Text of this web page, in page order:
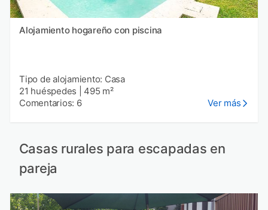
Alojamiento hogareño con piscina
Tipo de alojamiento: Casa
21 huéspedes
495 m²
Comentarios: 6
Ver más
Casas rurales para escapadas en
pareja